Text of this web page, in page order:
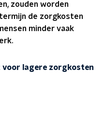
zouden worden
de zorgkosten
minder vaak
voor lagere zorgkosten